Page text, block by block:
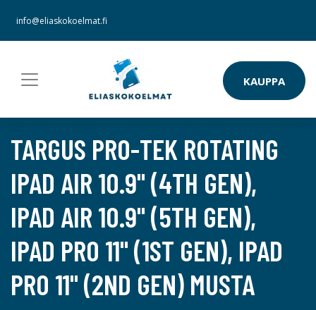
info@eliaskokoelmat.fi
KAUPPA
TARGUS PRO-TEK ROTATING
IPAD AIR 10.9" (4TH GEN),
IPAD AIR 10.9" (5TH GEN),
IPAD PRO 11" (1ST GEN), IPAD
PRO 11" (2ND GEN) MUSTA